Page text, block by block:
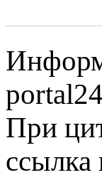
При
ссылка